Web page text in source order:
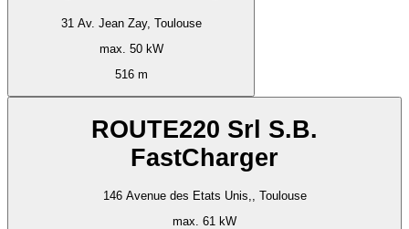
31 Av. Jean Zay, Toulouse
max. 50 kW
516 m
ROUTE220 Srl S.B.
FastCharger
146 Avenue des Etats Unis,, Toulouse
max. 61 kW